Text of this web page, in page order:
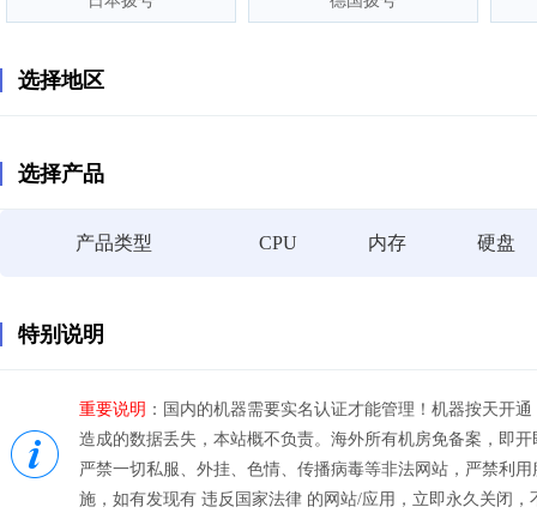
选择地区
选择产品
产品类型 CPU 内存 硬盘
特别说明
重要说明 ：国内的机器需要实名认证才能管理！机器按天开
造成的数据丢失，本站概不负责。海外所有机房免备案，即
严禁一切私服、外挂、色情、传播病毒等非法网站，严禁利
施，如有发现有 违反国家法律 的网站/应用，立即永久关闭，